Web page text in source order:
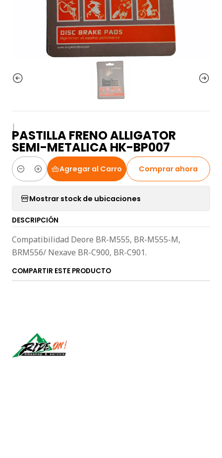
|
PASTILLA FRENO ALLIGATOR
SEMI-METALICA HK-BP007
Cantidad
Agregar al Carro Comprar ahora
Mostrar stock de ubicaciones
DESCRIPCIÓN
Compatibilidad Deore BR-M555, BR-M555-M,
BRM556/ Nexave BR-C900, BR-C901.
COMPARTIR ESTE PRODUCTO